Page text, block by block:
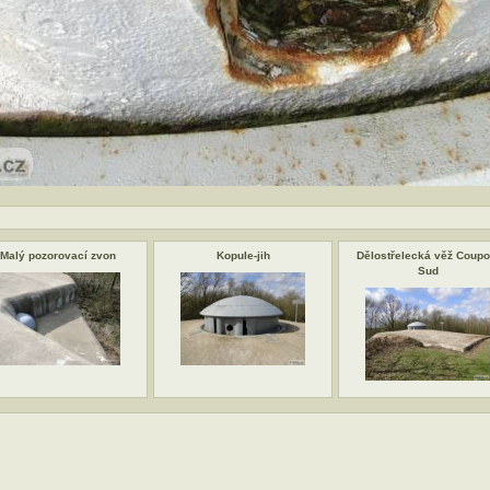
Malý pozorovací zvon Kopule-jih
Dělostřelecká věž
Sud